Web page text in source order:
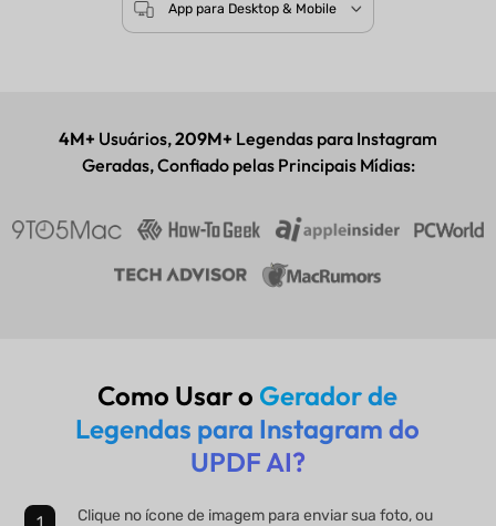
UPDF AI disponível em
4M+ Usuários,209M+ Legendas para Instagram
Geradas, Confiado pelas Principais Mídias:
Como Usar o Gerador de
Legendas para Instagram do
UPDF AI?
Clique no ícone de imagem para enviar sua foto, ou